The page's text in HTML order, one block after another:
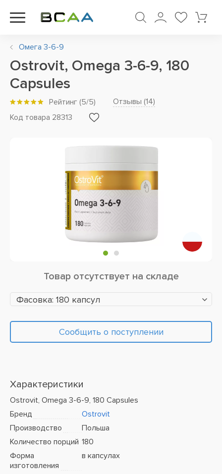
Омега 3-6-9
Ostrovit, Omega 3-6-9, 180
Capsules
Рейтинг (5/5) Отзывы (14)
Код товара 28313
Товар отсутствует на складе
Фасовка: 180 капсул
Сообщить о поступлении
Характеристики
Ostrovit, Omega 3-6-9, 180 Capsules
Бренд
Ostrovit
Производство
Польша
Количество порций 180
Форма
изготовления
в капсулах